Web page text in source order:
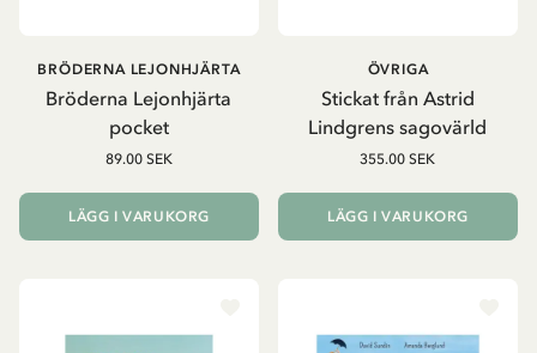
Bröderna Lejonhjärta
pocket
BRÖDERNA LEJONHJÄRTA
89.00 SEK
LÄGG I VARUKORG
Stickat från Astrid
Lindgrens sagovärld
ÖVRIGA
355.00 SEK
LÄGG I VARUKORG